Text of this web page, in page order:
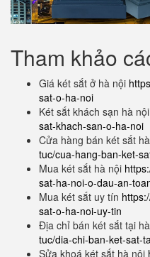
Tham khảo
Giá két sắt ở hà nội
sat-o-ha-noi
Két sắt khách sạn hà nội
sat-khach-san-o-ha-noi
Cửa hàng bán két sắt
tuc/cua-hang-ban-ket-
Mua két sắt hà nội
sat-ha-noi-o-dau-an-
Mua két sắt uy tín
sat-o-ha-noi-uy-tin
Địa chỉ bán két sắt tại
tuc/dia-chi-ban-ket-sat-
Sửa khoá két sắt hà nội